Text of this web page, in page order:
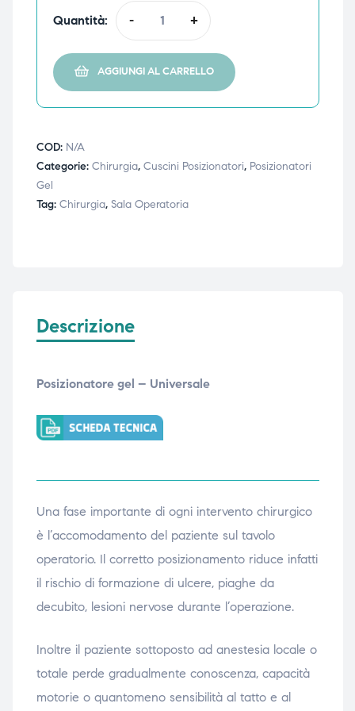
Quantità: - +
AGGIUNGI AL CARRELLO
COD: N/A
Categorie: Chirurgia, Cuscini Posizionatori, Posizionatori
Gel
Tag: Chirurgia, Sala Operatoria
Descrizione
Posizionatore gel – Universale
Una fase importante di ogni intervento chirurgico
è l’accomodamento del paziente sul tavolo
operatorio. Il corretto posizionamento riduce infatti
il rischio di formazione di ulcere, piaghe da
decubito, lesioni nervose durante l’operazione.
Inoltre il paziente sottoposto ad anestesia locale o
totale perde gradualmente conoscenza, capacità
motorie o quantomeno sensibilità al tatto e al